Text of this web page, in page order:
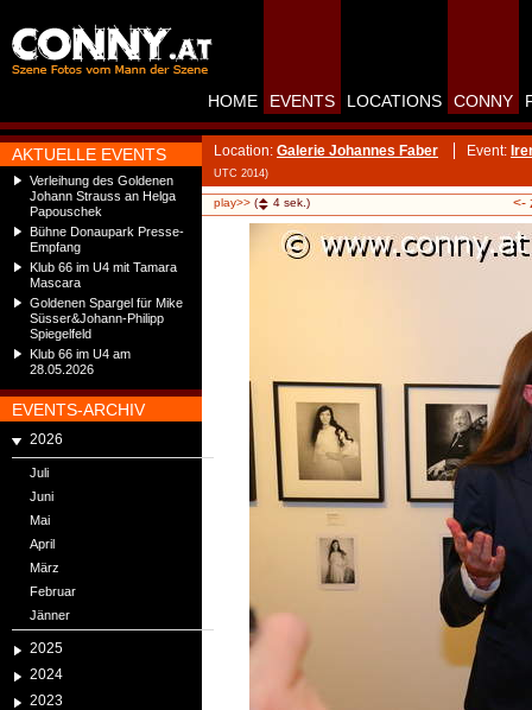
AKTUELLE EVENTS
Verleihung des Goldenen
Johann Strauss an Helga
Papouschek
Bühne Donaupark Presse-
Empfang
Klub 66 im U4 mit Tamara
Mascara
Goldenen Spargel für Mike
Süsser&Johann-Philipp
Spiegelfeld
Klub 66 im U4 am
28.05.2026
EVENTS-ARCHIV
2026
Juli
Juni
Mai
April
März
Februar
Jänner
2025
2024
2023
HOME EVENTS LOCATIONS CONNY
Location: Galerie Johannes Faber Event:
UTC 2014)
play>> ( 4 sek.) <-